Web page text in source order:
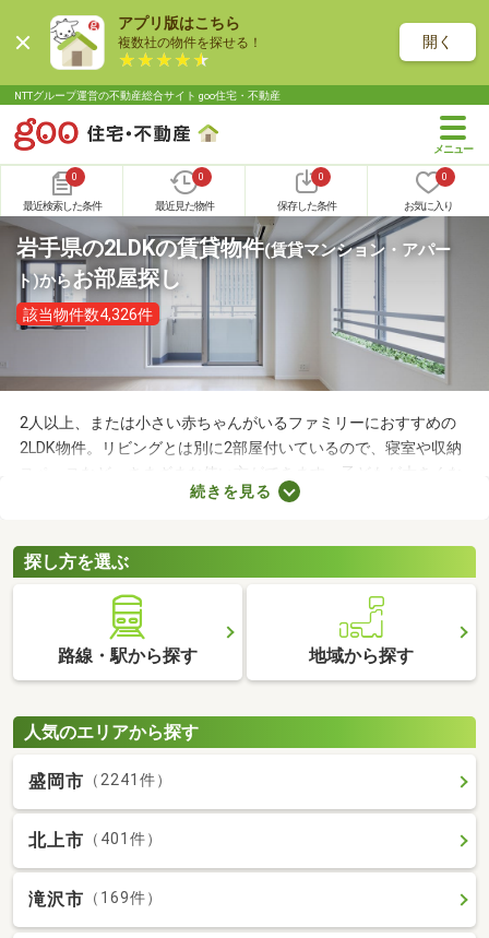
アプリ版はこちら
複数社の物件を探せる！ 開く
NTTグループ運営の不動産総合サイト goo住宅・不動産
0
最近検索した条件
0
最近見た物件
0
保存した条件
0
お気に入り
岩手県の2LDKの賃貸物件(賃貸マンション・アパー
ト)からお部屋探し
該当物件数4,326件
2人以上、または小さい赤ちゃんがいるファミリーにおすすめの
2LDK物件。リビングとは別に2部屋付いているので、寝室や収納
スペースなど、さまざまな使い方ができます。子どもが大きくな
れば子ども部屋にもできるので、長く住めることも魅力です。こ
チェックして、希望にぴったりな物件を見つけましょう。
続きを見る
探し方を選ぶ
路線・駅から探す 地域から探す
人気のエリアから探す
盛岡市 （2241件）
北上市 （401件）
滝沢市 （169件）